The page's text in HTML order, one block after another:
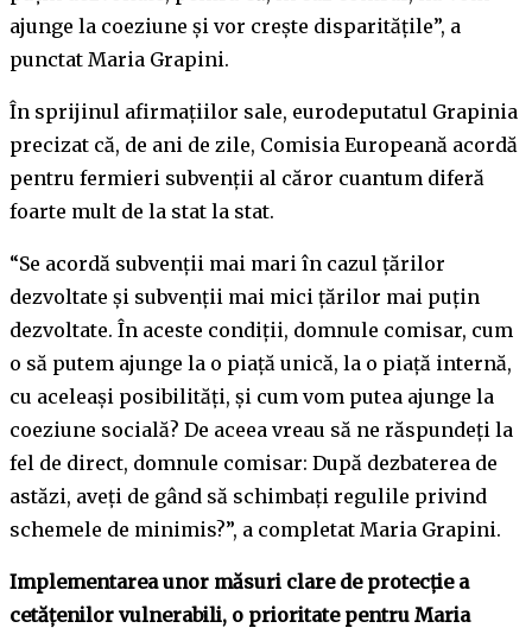
ajunge la coeziune și vor crește disparitățile”, a
punctat Maria Grapini.
În sprijinul afirmațiilor sale, eurodeputatul Grapinia
precizat că, de ani de zile, Comisia Europeană acordă
pentru fermieri subvenții al căror cuantum diferă
foarte mult de la stat la stat.
“Se acordă subvenții mai mari în cazul țărilor
dezvoltate și subvenții mai mici țărilor mai puțin
dezvoltate. În aceste condiții, domnule comisar, cum
o să putem ajunge la o piață unică, la o piață internă,
cu aceleași posibilități, și cum vom putea ajunge la
coeziune socială? De aceea vreau să ne răspundeți la
fel de direct, domnule comisar: După dezbaterea de
astăzi, aveți de gând să schimbați regulile privind
schemele de minimis?”, a completat Maria Grapini.
Implementarea unor măsuri clare de protecție a
cetățenilor vulnerabili, o prioritate pentru Maria